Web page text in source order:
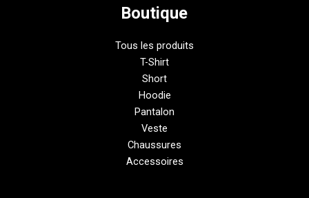
Boutique
Tous les produits
T-Shirt
Short
Hoodie
Pantalon
Veste
Chaussures
Accessoires